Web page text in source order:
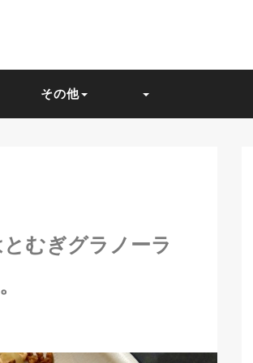
その他
とむぎグラノーラ